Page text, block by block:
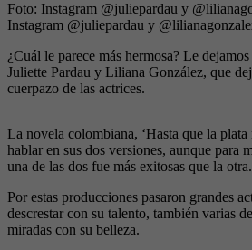
Foto: Instagram @juliepardau y
Instagram @juliepardau y
¿Cuál le parece más hermosa? Le
Juliette Pardau y Liliana González, que
cuerpazo de las actrices.
La novela colombiana, ‘Hasta que la plata
hablar en sus dos versiones, aunque para
una de las dos fue más exitosas que la otra.
Por estas producciones pasaron grandes
descrestar con su talento, también varias
miradas con su belleza.